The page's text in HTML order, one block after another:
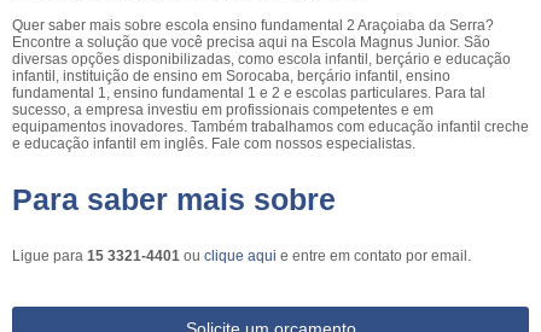
Quer saber mais sobre escola ensino fundamental 2 Araçoiaba da Serra?
Encontre a solução que você precisa aqui na Escola Magnus Junior. São
diversas opções disponibilizadas, como escola infantil, berçário e educação
infantil, instituição de ensino em Sorocaba, berçário infantil, ensino
fundamental 1, ensino fundamental 1 e 2 e escolas particulares. Para tal
sucesso, a empresa investiu em profissionais competentes e em
equipamentos inovadores. Também trabalhamos com educação infantil creche
e educação infantil em inglês. Fale com nossos especialistas.
Para saber mais sobre
Ligue para 15 3321-4401 ou clique aqui e entre em contato por email.